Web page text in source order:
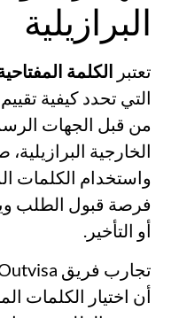
البرازيلية
تعتبر الكلمة
التي تحدد كيفية
من قبل الجهات
الخارجية البرازيلية،
واستخدام الكلمات
فرصة قبول الطلب
أو التأخير.
أن اختيار الكلمات